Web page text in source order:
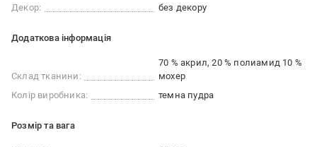
Декор:
без декору
Додаткова інформація
Склад тканини:
70 % акрил, 20 % полиамид 10 %
мохер
Колір виробника:
темна пудра
Розмір та вага